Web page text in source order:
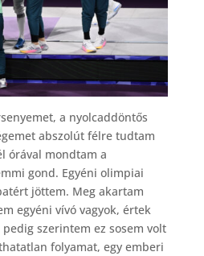
a nyolcaddöntős
abszolút félre tudtam
órával mondtam a
gond. Egyéni olimpiai
jöttem. Meg akartam
egyéni vívó vagyok, értek
szerintem ez sosem volt
folyamat, egy emberi